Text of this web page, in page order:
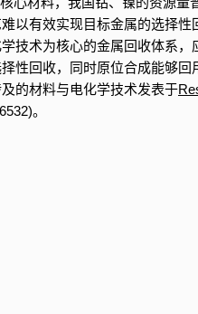
以有效实现目标金属的选择性
技术为核心的金属回收体系，
性回收，同时原位合成能够回
的材料与电化学技术发表于
。